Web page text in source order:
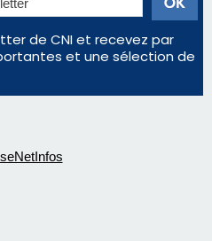
de CNI et recevez par
et une sélection de